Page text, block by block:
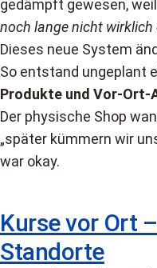
gedämpft gewesen,
noch lange nicht wirklich
Dieses neue System
So entstand ungeplant
Produkte und Vor-Ort-
Der physische Shop
„später kümmern wir
war okay.
Kurse vor Ort
Standorte